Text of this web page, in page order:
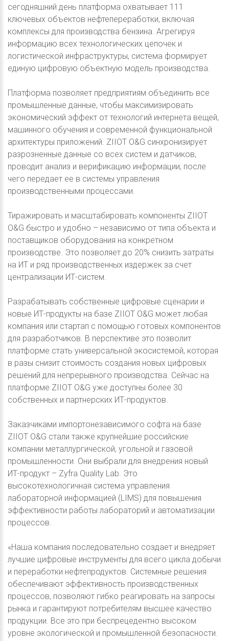
сегодняшний день платформа охватывает 111
ключевых объектов нефтепереработки, включая
комплексы для производства бензина. Агрегируя
информацию всех технологических цепочек и
логистической инфраструктуры, система формирует
единую цифровую объектную модель производства.
Платформа позволяет предприятиям объединить все
промышленные данные, чтобы максимизировать
экономический эффект от технологий интернета вещей,
машинного обучения и современной функциональной
архитектуры приложений. ZIIOT O&G синхронизирует
разрозненные данные со всех систем и датчиков,
проводит анализ и верификацию информации, после
чего передает ее в системы управления
производственными процессами.
Тиражировать и масштабировать компоненты ZIIOT
O&G быстро и удобно – независимо от типа объекта и
поставщиков оборудования на конкретном
производстве. Это позволяет до 20% снизить затраты
на ИТ и ряд производственных издержек за cчет
централизации ИТ-систем.
Разрабатывать собственные цифровые сценарии и
новые ИТ-продукты на базе ZIIOT O&G может любая
компания или стартап с помощью готовых компонентов
для разработчиков. В перспективе это позволит
платформе стать универсальной экосистемой, которая
в разы снизит стоимость создания новых цифровых
решений для непрерывного производства. Сейчас на
платформе ZIIOT O&G уже доступны более 30
собственных и партнерских ИТ-продуктов.
Заказчиками импортонезависимого софта на базе
ZIIOT O&G стали также крупнейшие российские
компании металлургической, угольной и газовой
промышленности. Они выбрали для внедрения новый
ИТ-продукт – Zyfra Quality Lab. Это
высокотехнологичная система управления
лабораторной информацией (LIMS) для повышения
эффективности работы лабораторий и автоматизации
процессов.
«Наша компания последовательно создает и внедряет
лучшие цифровые инструменты для всего цикла добычи
и переработки нефтепродуктов. Системные решения
обеспечивают эффективность производственных
процессов, позволяют гибко реагировать на запросы
рынка и гарантируют потребителям высшее качество
продукции. Все это при беспрецедентно высоком
уровне экологической и промышленной безопасности.